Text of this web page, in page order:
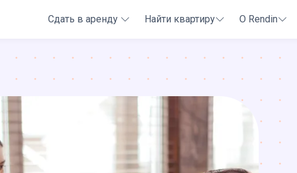
Сдать в аренду Найти квартиру О Rendin